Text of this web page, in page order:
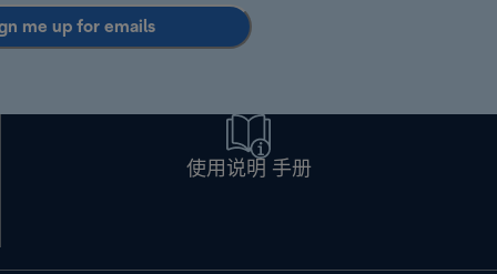
me up for emails
使用说明 手册